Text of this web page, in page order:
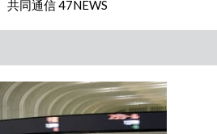
共同通信 47NEWS